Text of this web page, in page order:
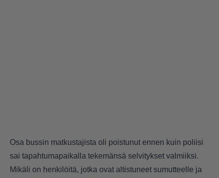
Osa bussin matkustajista oli poistunut ennen kuin poliisi
sai tapahtumapaikalla tekemänsä selvitykset valmiiksi.
Mikäli on henkilöitä, jotka ovat altistuneet sumutteelle ja